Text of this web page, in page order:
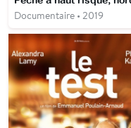
Documentaire • 2019